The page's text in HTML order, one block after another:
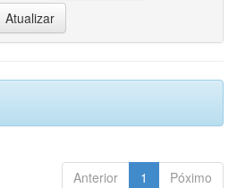
Anterior 1 Póximo